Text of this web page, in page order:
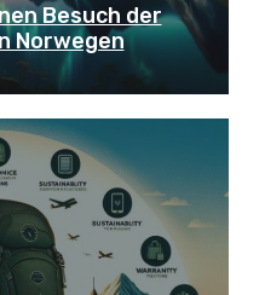
Besuch der
Norwegen